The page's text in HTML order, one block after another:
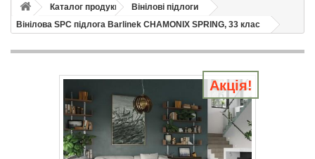
Каталог продукції
Вінілові підлоги
Вінілова SPC підлога Barlinek CHAMONIX SPRING, 33 клас
Акція!